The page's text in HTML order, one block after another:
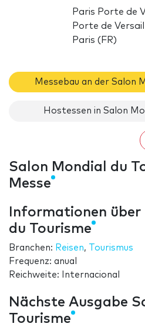
Paris Porte de
Porte de
Paris (FR)
Messebau an der Salon
Hostessen in Salon
Salon Mondial du
Messe
Informationen über
du Tourisme
Branchen: Reisen,
Tourismus
Frequenz: anual
Reichweite: Internacional
Nächste Ausgabe
Tourisme